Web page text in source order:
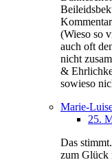
(Wieso so
auch oft
nicht
&
sowieso
Marie-
25.
Das
zum Glück